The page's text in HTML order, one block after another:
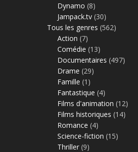
Dynamo (8)
Jampack.tv (30)
Tous les genres (562)
Action (7)
Comédie (13)
Documentaires (497)
Drame (29)
Famille (1)
Fantastique (4)
Films d'animation (12)
Films historiques (14)
Romance (4)
Science-fiction (15)
Thriller (9)